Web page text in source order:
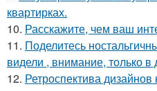
квартирках.
10. Расскажите, чем ваш
11. Поделитесь
видели , внимание, только
12. Ретроспектива